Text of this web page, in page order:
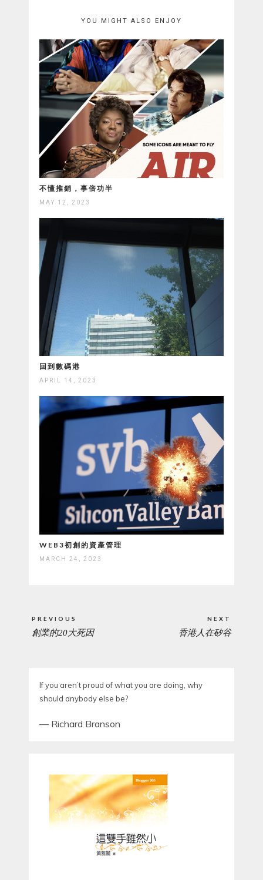
YOU MIGHT ALSO ENJOY
不懂推銷，事倍功半
MAY 12, 2023
回到數碼港
APRIL 14, 2023
WEB3初創的資產管理
MARCH 24, 2023
navigation
PREVIOUS
PREVIOUS
創業的20大死因
NEXT
NEXT
香港人在矽谷
If you aren’t proud of what you are doing, why
should anybody else be?
— Richard Branson